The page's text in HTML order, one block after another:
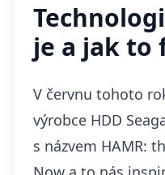
je a jak to
V červnu tohoto
výrobce HDD
s názvem HAMR: